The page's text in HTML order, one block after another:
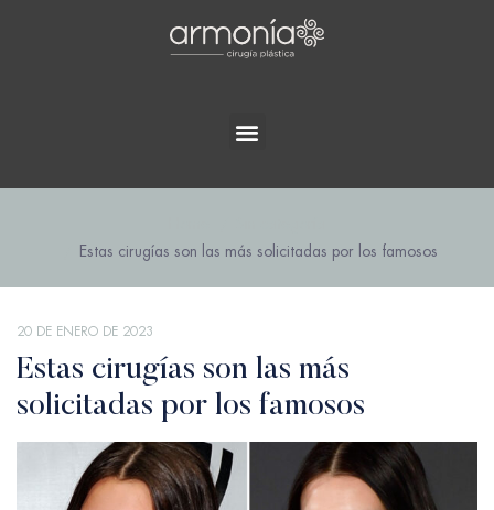
Estas cirugías son las más solicitadas por los famosos
20 DE ENERO DE 2023
Estas cirugías son las más
solicitadas por los famosos